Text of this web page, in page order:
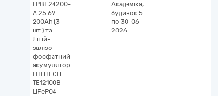
LPBF24200-
A 25.6V
200Ah (3
шт.) та
Літій-
залізо-
фосфатний
акумулятор
LITHTECH
ТЕ12100В
LiFeP04
Академіка,
будинок 5
по 30-06-
2026